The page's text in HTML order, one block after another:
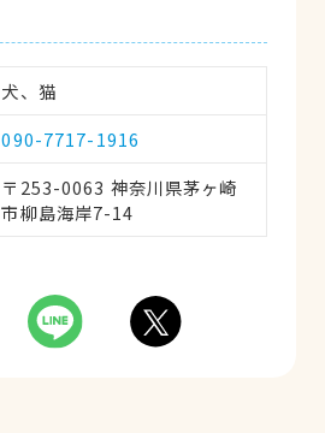
犬、猫
090-7717-1916
〒253-0063 神奈川県茅ヶ崎
市柳島海岸7-14